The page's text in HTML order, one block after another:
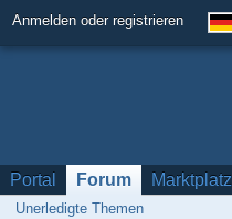
Anmelden oder registrieren
Portal Forum Marktplatz
Unerledigte Themen